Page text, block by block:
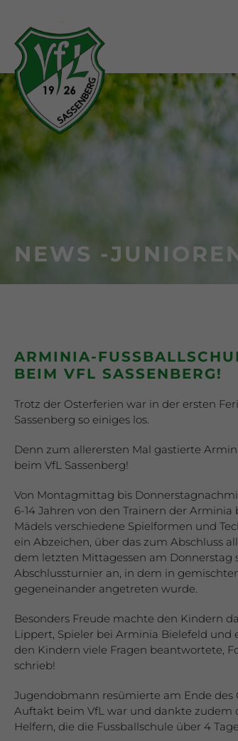
NEWS -
ARMINIA-
BEIM VFL SASSENBERG!
Trotz der Osterferien war in der ersten
Sassenberg so einiges los.
Denn zum allerersten Mal gastierte
beim VfL Sassenberg!
Von Montagmittag bis
6-14 Jahren von den Trainern der
Mädels verschiedene Spielformen und
ein Abzeichen, über das zum Abschluss
dem letzten Mittagessen am Donnerstag
Abschlussturnier an, in dem in
gegeneinander angetreten wurde.
Besonders Freude machte den Kindern
Lippert, Spieler bei Arminia Bielefeld und
den Kindern viele Fragen beantwortete,
schrieb!
Jugendobmann resümierte am Ende des
Auftakt beim VfL war und dankte zudem
Helfern, die die Fussballschule über 4